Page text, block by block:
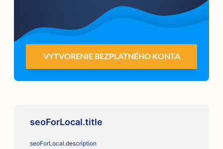
VYTVORENIE BEZPLATNÉHO KONTA
seoForLocal.title
seoForLocal.description